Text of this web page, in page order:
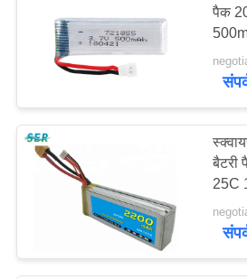
पैक
बैटरी
25C